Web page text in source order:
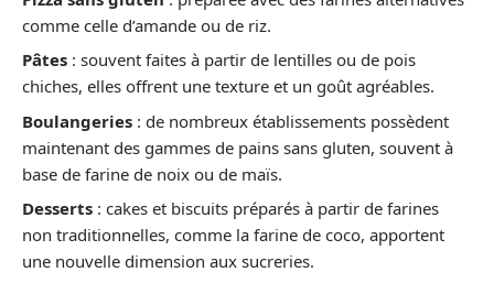
comme celle d’amande ou de riz.
Pâtes : souvent faites à partir de lentilles ou de pois
chiches, elles offrent une texture et un goût agréables.
Boulangeries : de nombreux établissements possèdent
maintenant des gammes de pains sans gluten, souvent à
base de farine de noix ou de maïs.
Desserts : cakes et biscuits préparés à partir de farines
non traditionnelles, comme la farine de coco, apportent
une nouvelle dimension aux sucreries.